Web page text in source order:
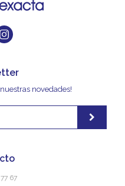

67
novedades!